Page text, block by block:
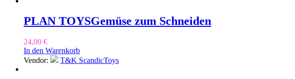
PLAN TOYSGemüse zum Schneiden
24,00 €
In den Warenkorb
Vendor:
T&K ScandicToys